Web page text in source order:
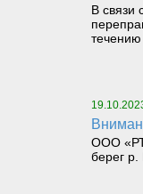
В связи
ООО
берег р.